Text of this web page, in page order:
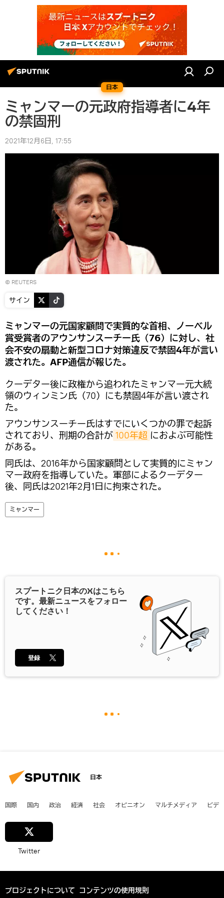
日本
ミャンマーの元政府指導者に4年
の禁固刑
2021年12月6日, 17:55
© REUTERS
サイン
ミャンマーの元国家顧問で実質的な首相、ノーベル
賞受賞者のアウンサンスーチー氏（76）に対し、社
会不安の扇動と新型コロナ対策違反で禁固4年が言い
渡された。AFP通信が報じた。
クーデター後に政権から追われたミャンマー元大統
領のウィンミン氏（70）にも禁固4年が言い渡され
た。
アウンサンスーチー氏はすでにいくつかの罪で起訴
されており、刑期の合計が 100年超 におよぶ可能性
がある。
同氏は、2016年から国家顧問として実質的にミャン
マー政府を指導していた。軍部によるクーデター
後、同氏は2021年2月1日に拘束された。
ミャンマー
スプートニク日本のXはこちら
です。最新ニュースをフォロー
してください！
登録
日本
国際 国内 政治 経済 社会 オピニオン マルチメディア ビデ
Twitter
プロジェクトについて コンテンツの使用規則